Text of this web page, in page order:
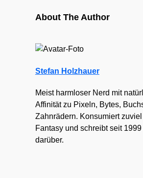
About The Author
Stefan Holzhauer
Meist harmloser Nerd mit
Affinität zu Pixeln, Bytes,
Zahnrädern. Konsumiert
Fantasy und schreibt seit
darüber.